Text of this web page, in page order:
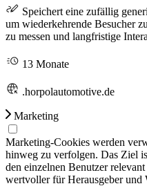
Speichert eine zufällig
um wiederkehrende Besucher
zu messen und langfristige
13 Monate
.horpolautomotive.de
Marketing
Marketing-Cookies werden
hinweg zu verfolgen. Das Ziel
den einzelnen Benutzer
wertvoller für Herausgeber und